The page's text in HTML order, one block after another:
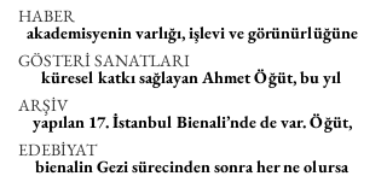
HABER
GÖSTERİ SANATLARI
ARŞİV
EDEBİYAT
akademisyenin varlığı, işlevi ve görünürlüğüne
küresel katkı sağlayan Ahmet Öğüt, bu yıl
yapılan 17. İstanbul Bienali’nde de var. Öğüt,
bienalin Gezi sürecinden sonra her ne olursa